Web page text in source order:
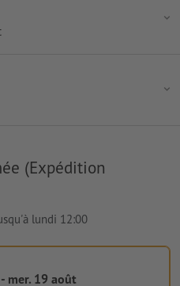
(Expédition
lundi 12:00
mer. 19 août